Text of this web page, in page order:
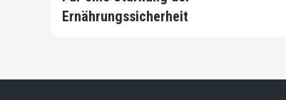
Ernährungssicherheit